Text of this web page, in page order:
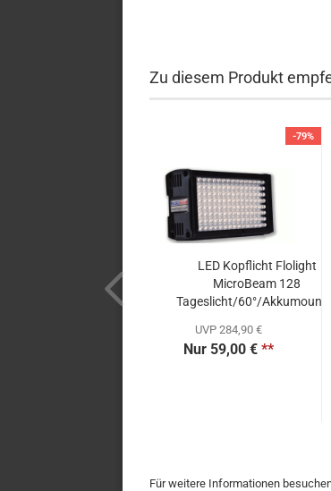
Zu diesem Produkt
-79%
LED Kopflicht Flolight
MicroBeam 128
Tageslicht/60°/Akkumount...
UVP 284,90 €
Nur 59,00 € **
Für weitere Informationen